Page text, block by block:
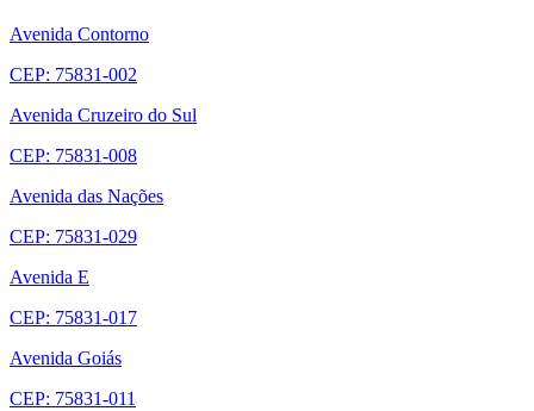
Avenida Contorno
CEP: 75831-002
Avenida Cruzeiro do Sul
CEP: 75831-008
Avenida das Nações
CEP: 75831-029
Avenida E
CEP: 75831-017
Avenida Goiás
CEP: 75831-011